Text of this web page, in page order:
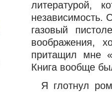
литературой,
независимость.
газовый
воображения,
притащил мне
Книга вообще
Я глотнул